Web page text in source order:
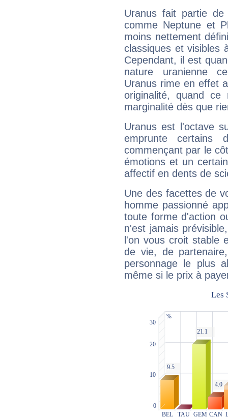
Uranus fait partie
comme Neptune et
moins nettement
classiques et visibles
Cependant, il est
nature uranienne
Uranus rime en effet
originalité, quand ce
marginalité dès que
Uranus est l'octave
emprunte
commençant par le
émotions et un
affectif en dents de
Une des facettes de
homme passionné
toute forme d'action
n'est jamais
l'on vous croit stable
de vie, de
personnage le plus
même si le prix à